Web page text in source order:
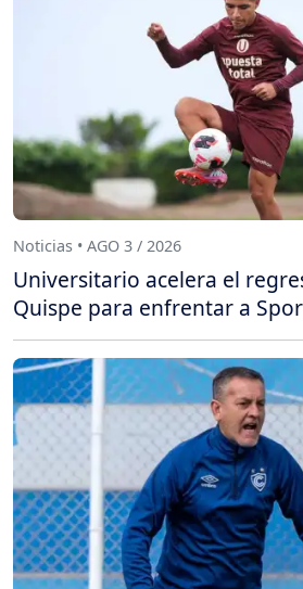
Noticias • AGO 3 / 2026
Universitario acelera el
Quispe para enfrentar a